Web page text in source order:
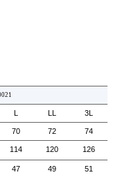
L LL 3L
70 72 74
114 120 126
47 49 51